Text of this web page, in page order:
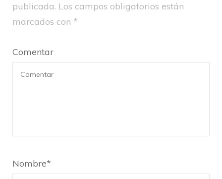
publicada. Los campos obligatorios están
marcados con *
Comentar
Nombre*